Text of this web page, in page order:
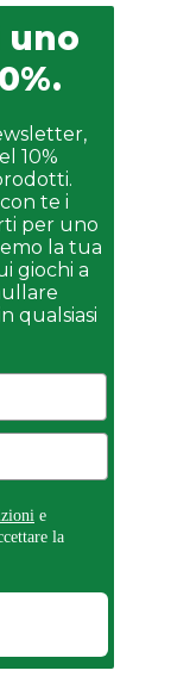
10%
te i
per uno
la tua
giochi a
qualsiasi
e
la